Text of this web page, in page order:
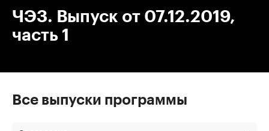
ЧЭЗ. Выпуск от 07.12.2019,
часть 1
Все выпуски программы